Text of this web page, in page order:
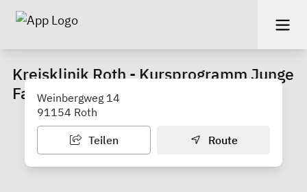
Kreisklinik Roth - Kursprogramm Junge
Familie und Geburt
Weinbergweg 14
91154 Roth
Teilen Route